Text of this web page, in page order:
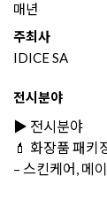
매년
주최사
IDICE SA
전시분야
▶️ 전시분야
💄 화장품 패
– 스킨케어, 메